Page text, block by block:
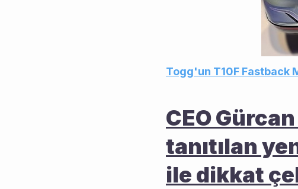
Togg'un T10F Fastback
CEO
tanıtılan
ile dikkat